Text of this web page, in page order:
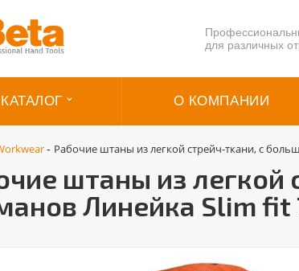
для различных
КАТАЛОГ О КОМПАНИИ
- Рабочие штаны из легкой стрейч-ткани, с
штаны из
Линейка Slim fit